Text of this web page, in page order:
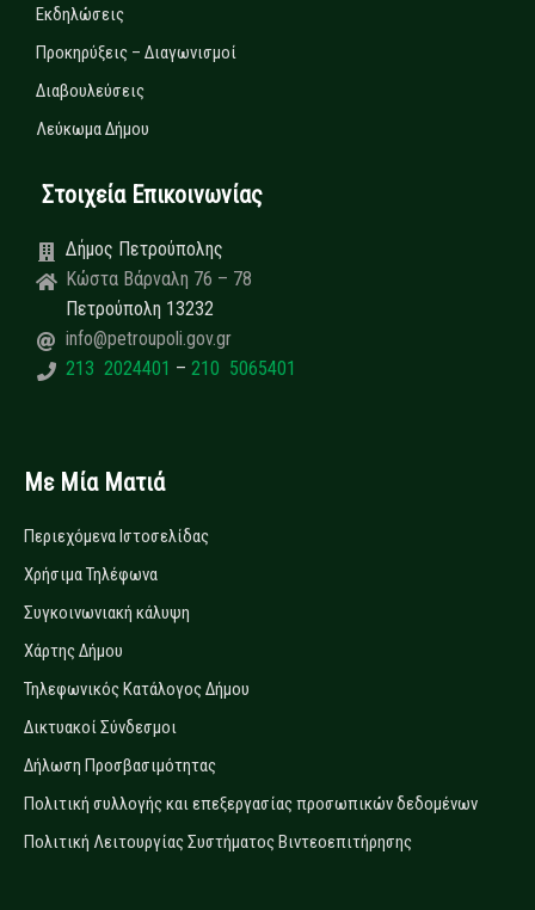
Εκδηλώσεις
Προκηρύξεις – Διαγωνισμοί
Διαβουλεύσεις
Λεύκωμα Δήμου
Στοιχεία Επικοινωνίας
Δήμος Πετρούπολης
Κώστα Βάρναλη 76 – 78
Πετρούπολη 13232
info@petroupoli.gov.gr
213 2024401 – 210 5065401
Με Μία Ματιά
Περιεχόμενα Ιστοσελίδας
Χρήσιμα Τηλέφωνα
Συγκοινωνιακή κάλυψη
Χάρτης Δήμου
Τηλεφωνικός Κατάλογος Δήμου
Δικτυακοί Σύνδεσμοι
Δήλωση Προσβασιμότητας
Πολιτική συλλογής και επεξεργασίας προσωπικών δεδομένων
Πολιτική Λειτουργίας Συστήματος Βιντεοεπιτήρησης